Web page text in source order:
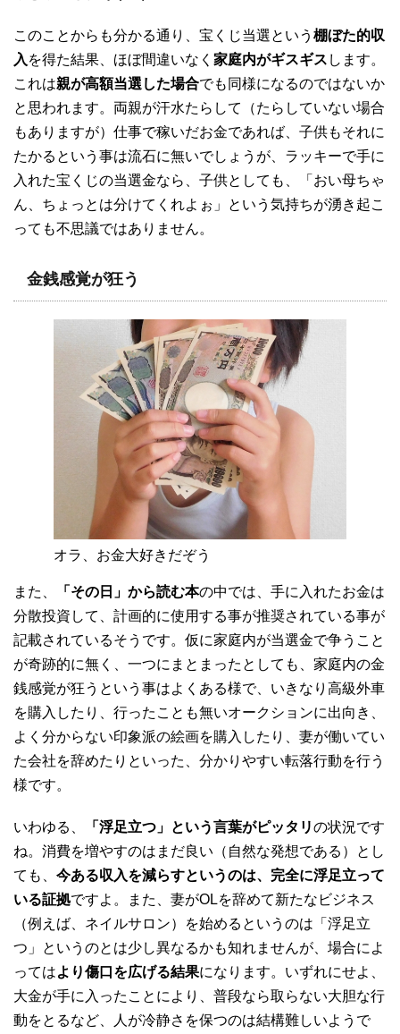
このことからも分かる通り、宝くじ当選という 棚ぼた的収
入 を得た結果、ほぼ間違いなく 家庭内がギスギス します。
これは親が高額当選した場合でも同様になるのではないか
と思われます。両親が汗水たらして（たらしていない場合
もありますが）仕事で稼いだお金であれば、子供もそれに
たかるという事は流石に無いでしょうが、ラッキーで手に
入れた宝くじの当選金なら、子供としても、「おい母ちゃ
ん、ちょっとは分けてくれよぉ」という気持ちが湧き起こ
っても不思議ではありません。
金銭感覚が狂う
オラ、お金大好きだぞう
また、 「その日」から読む本の中では、手に入れたお金は
分散投資して、計画的に使用する事が推奨されている事が
記載されているそうです。仮に家庭内が当選金で争うこと
が奇跡的に無く、一つにまとまったとしても、家庭内の金
銭感覚が狂うという事はよくある様で、いきなり高級外車
を購入したり、行ったことも無いオークションに出向き、
よく分からない印象派の絵画を購入したり、妻が働いてい
た会社を辞めたりといった、分かりやすい転落行動を行う
様です。
いわゆる、 「浮足立つ」という言葉がピッタリの状況です
ね。消費を増やすのはまだ良い（自然な発想である）とし
ても、 今ある収入を減らすというのは、完全に浮足立って
いる証拠ですよ。また、妻がOLを辞めて新たなビジネス
（例えば、ネイルサロン）を始めるというのは「浮足立
つ」というのとは少し異なるかも知れませんが、場合によ
ってはより傷口を広げる結果になります。いずれにせよ、
大金が手に入ったことにより、普段なら取らない大胆な行
動をとるなど、人が冷静さを保つのは結構難しいようで